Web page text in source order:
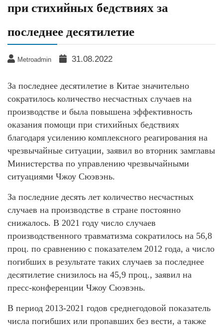
при стихийных бедствиях за
последнее десятилетие
Metroadmin 31.08.2022
За последнее десятилетие в Китае значительно
сократилось количество несчастных случаев на
производстве и была повышена эффективность
оказания помощи при стихийных бедствиях
благодаря усилению комплексного реагирования на
чрезвычайные ситуации, заявил во вторник замглавы
Министерства по управлению чрезвычайными
ситуациями Чжоу Сюэвэнь.
За последние десять лет количество несчастных
случаев на производстве в стране постоянно
снижалось. В 2021 году число случаев
производственного травматизма сократилось на 56,8
проц. по сравнению с показателем 2012 года, а число
погибших в результате таких случаев за последнее
десятилетие снизилось на 45,9 проц., заявил на
пресс-конференции Чжоу Сюэвэнь.
В период 2013-2021 годов среднегодовой показатель
числа погибших или пропавших без вести, а также